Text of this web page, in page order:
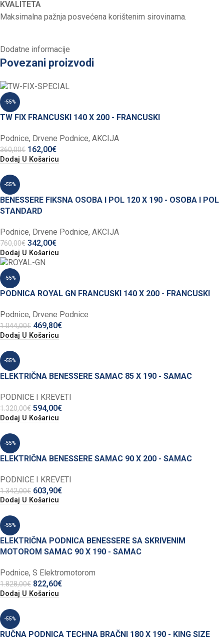
KVALITETA
Maksimalna pažnja posvećena korištenim sirovinama.
Dodatne informacije
Povezani proizvodi
-55%
TW FIX FRANCUSKI 140 X 200 - FRANCUSKI
Podnice, Drvene Podnice, AKCIJA
360,00€ 162,00€
Dodaj U Košaricu
-55%
BENESSERE FIKSNA OSOBA I POL 120 X 190 - OSOBA I POL
STANDARD
Podnice, Drvene Podnice, AKCIJA
760,00€ 342,00€
Dodaj U Košaricu
-55%
PODNICA ROYAL GN FRANCUSKI 140 X 200 - FRANCUSKI
Podnice, Drvene Podnice
1.044,00€ 469,80€
Dodaj U Košaricu
-55%
ELEKTRIČNA BENESSERE SAMAC 85 X 190 - SAMAC
PODNICE I KREVETI
1.320,00€ 594,00€
Dodaj U Košaricu
-55%
ELEKTRIČNA BENESSERE SAMAC 90 X 200 - SAMAC
PODNICE I KREVETI
1.342,00€ 603,90€
Dodaj U Košaricu
-55%
ELEKTRIČNA PODNICA BENESSERE SA SKRIVENIM
MOTOROM SAMAC 90 X 190 - SAMAC
Podnice, S Elektromotorom
1.828,00€ 822,60€
Dodaj U Košaricu
-55%
RUČNA PODNICA TECHNA BRAČNI 180 X 190 - KING SIZE